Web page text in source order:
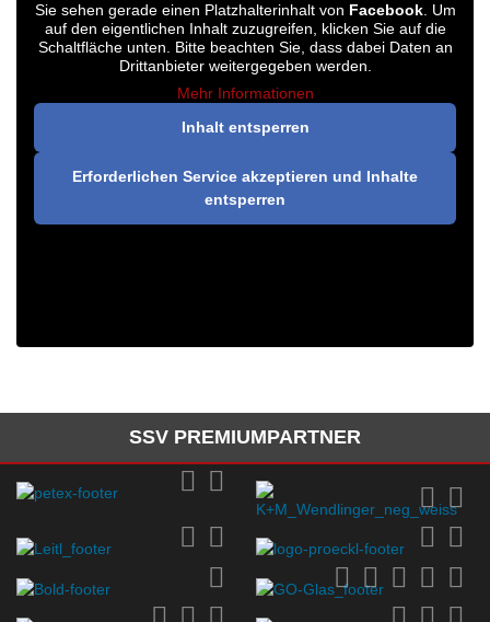
Sie sehen gerade einen Platzhalterinhalt von Facebook. Um
auf den eigentlichen Inhalt zuzugreifen, klicken Sie auf die
Schaltfläche unten. Bitte beachten Sie, dass dabei Daten an
Drittanbieter weitergegeben werden.
Mehr Informationen
Inhalt entsperren
Erforderlichen Service akzeptieren und Inhalte
entsperren
SSV PREMIUMPARTNER